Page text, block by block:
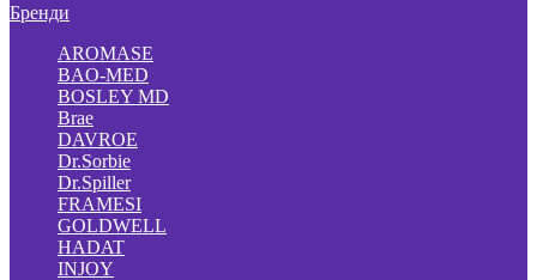
Бренди
AROMASE
BAO-MED
BOSLEY MD
Brae
DAVROE
Dr.Sorbie
Dr.Spiller
FRAMESI
GOLDWELL
HADAT
INJOY